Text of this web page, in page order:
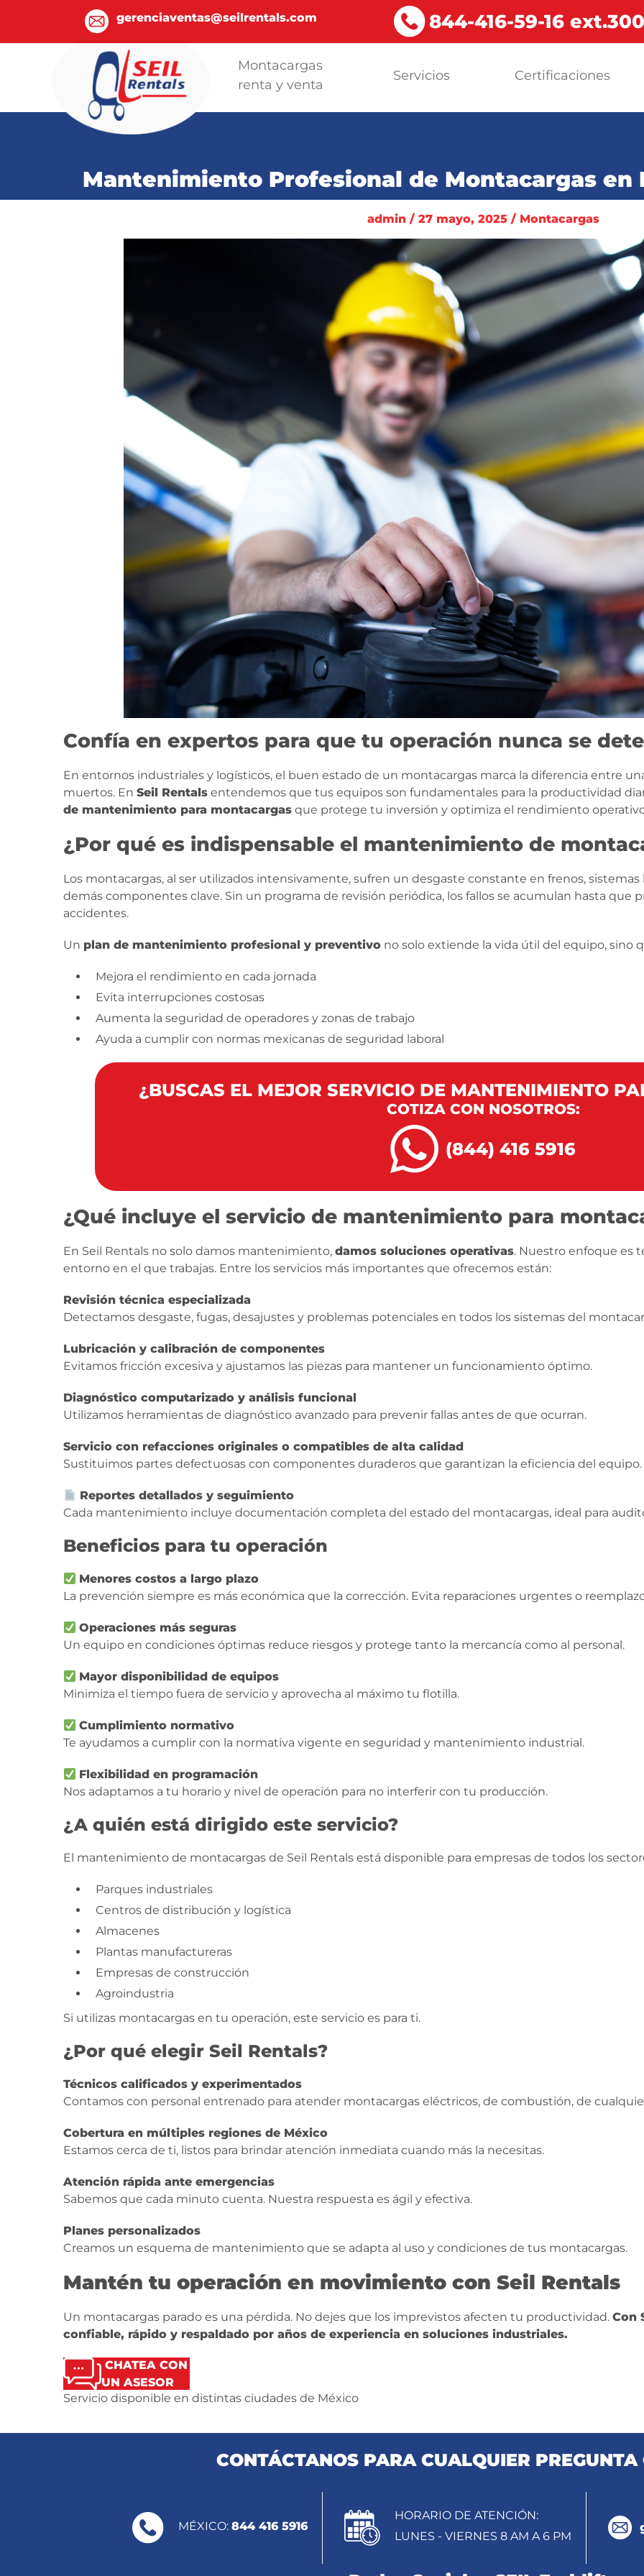
gerenciaventas@seilrentals.com 844-416-59-16
Montacargas
renta y venta
Servicios Certificaciones
Mantenimiento Profesional de Montacargas en
admin / 27 mayo, 2025 / Montacargas
Confía en expertos para que tu operación nunca se
En entornos industriales y logísticos, el buen estado de un montacargas marca la diferencia entre
muertos. En Seil Rentals entendemos que tus equipos son fundamentales para la productividad
de mantenimiento para montacargas que protege tu inversión y optimiza el rendimiento
¿Por qué es indispensable el mantenimiento de
Los montacargas, al ser utilizados intensivamente, sufren un desgaste constante en frenos,
demás componentes clave. Sin un programa de revisión periódica, los fallos se acumulan hasta que
accidentes.
Un plan de mantenimiento profesional y preventivo no solo extiende la vida útil del equipo, sino
Mejora el rendimiento en cada jornada
Evita interrupciones costosas
Aumenta la seguridad de operadores y zonas de trabajo
Ayuda a cumplir con normas mexicanas de seguridad laboral
¿BUSCAS EL MEJOR SERVICIO DE MANTENIMIENTO
COTIZA CON NOSOTROS:
(844) 416 5916
¿Qué incluye el servicio de mantenimiento para
En Seil Rentals no solo damos mantenimiento, damos soluciones operativas. Nuestro enfoque es
entorno en el que trabajas. Entre los servicios más importantes que ofrecemos están:
Revisión técnica especializada
Detectamos desgaste, fugas, desajustes y problemas potenciales en todos los sistemas del
Lubricación y calibración de componentes
Evitamos fricción excesiva y ajustamos las piezas para mantener un funcionamiento óptimo.
Diagnóstico computarizado y análisis funcional
Utilizamos herramientas de diagnóstico avanzado para prevenir fallas antes de que ocurran.
Servicio con refacciones originales o compatibles de alta calidad
Sustituimos partes defectuosas con componentes duraderos que garantizan la eficiencia del equipo.
Reportes detallados y seguimiento
Cada mantenimiento incluye documentación completa del estado del montacargas, ideal para
Beneficios para tu operación
Menores costos a largo plazo
La prevención siempre es más económica que la corrección. Evita reparaciones urgentes o
Operaciones más seguras
Un equipo en condiciones óptimas reduce riesgos y protege tanto la mercancía como al personal.
Mayor disponibilidad de equipos
Minimiza el tiempo fuera de servicio y aprovecha al máximo tu flotilla.
Cumplimiento normativo
Te ayudamos a cumplir con la normativa vigente en seguridad y mantenimiento industrial.
Flexibilidad en programación
Nos adaptamos a tu horario y nivel de operación para no interferir con tu producción.
¿A quién está dirigido este servicio?
El mantenimiento de montacargas de Seil Rentals está disponible para empresas de todos los
Parques industriales
Centros de distribución y logística
Almacenes
Plantas manufactureras
Empresas de construcción
Agroindustria
Si utilizas montacargas en tu operación, este servicio es para ti.
¿Por qué elegir Seil Rentals?
Técnicos calificados y experimentados
Contamos con personal entrenado para atender montacargas eléctricos, de combustión, de
Cobertura en múltiples regiones de México
Estamos cerca de ti, listos para brindar atención inmediata cuando más la necesitas.
Atención rápida ante emergencias
Sabemos que cada minuto cuenta. Nuestra respuesta es ágil y efectiva.
Planes personalizados
Creamos un esquema de mantenimiento que se adapta al uso y condiciones de tus montacargas.
Mantén tu operación en movimiento con Seil Rentals
Un montacargas parado es una pérdida. No dejes que los imprevistos afecten tu productividad. Con
confiable, rápido y respaldado por años de experiencia en soluciones industriales.
CHATEA CON
UN ASESOR
Servicio disponible en distintas ciudades de México
CONTÁCTANOS PARA CUALQUIER PREGUNTA
MÉXICO: 844 416 5916
HORARIO DE ATENCIÓN:
LUNES - VIERNES 8 AM A 6 PM